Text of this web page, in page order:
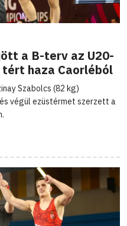
a B-terv az U20-
haza Caorléból
Szabolcs (82 kg)
végül ezüstérmet szerzett a